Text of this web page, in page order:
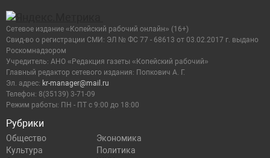
Рубрики
Общество
Экономика
Культура
Политика
Сетевое издание «Копейский рабочий онлайн» (16+)
Cвид-во о регистрации СМИ: ЭЛ № ФС 77 - 68613 от 03.02.2017 г. выдано
Роскомнадзором
Учредитель: АНО «Редакция газеты «Копейский рабочий»
Главный редактор сетевого издания: Попкович А. Г.
Эл. адрес: kr-manager@mail.ru
Телефон: 8(35139) 3-71-09
Режим работы: ПН - ПТ с 9:00 до 18:00